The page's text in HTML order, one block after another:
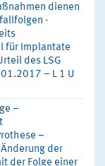
dienen
-
für Implantate
des LSG
– L 1 U
–
–
der
der Folge einer